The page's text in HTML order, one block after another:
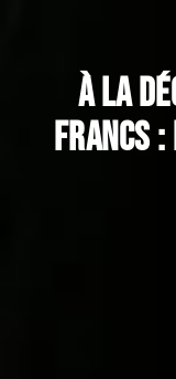
À la
francs